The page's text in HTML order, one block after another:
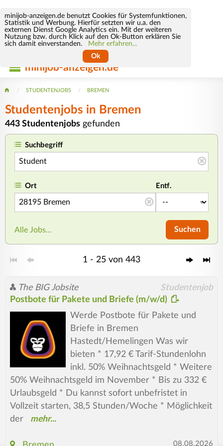
minijob-anzeigen.de benutzt Cookies für Systemfunktionen,
Statistik und Werbung. Hierfür setzten wir u.a. den
externen Dienst Google Analytics ein. Mit der weiteren
Nutzung bzw. durch Klick auf den Ok-Button erklären Sie
sich damit einverstanden.
Mehr erfahren...
Ok
minijob-anzeigen.de
STUDENTENJOBS BREMEN
Studentenjobs in Bremen
443 Studentenjobs gefunden
Suchbegriff
Ort Entf.
Alle Jobs... Suchen
1 - 25 von 443
The BIG Jobsite Studentenjob
Postbote für Pakete und Briefe (m/w/d)
Werde Postbote für Pakete und
Briefe in Bremen
Hastedt/Hemelingen Was wir
bieten * 17,92 € Tarif-Stundenlohn
inkl. 50% Weihnachtsgeld * Weitere
50% Weihnachtsgeld im November * Bis zu 332 €
Urlaubsgeld * Du kannst sofort unbefristet in
Vollzeit starten, 38,5 Stunden/Woche * Möglichkeit
der
08.08.2026